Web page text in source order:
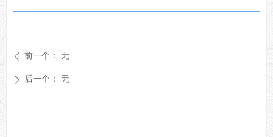
ꄴ 前一个： 无
ꄲ 后一个： 无